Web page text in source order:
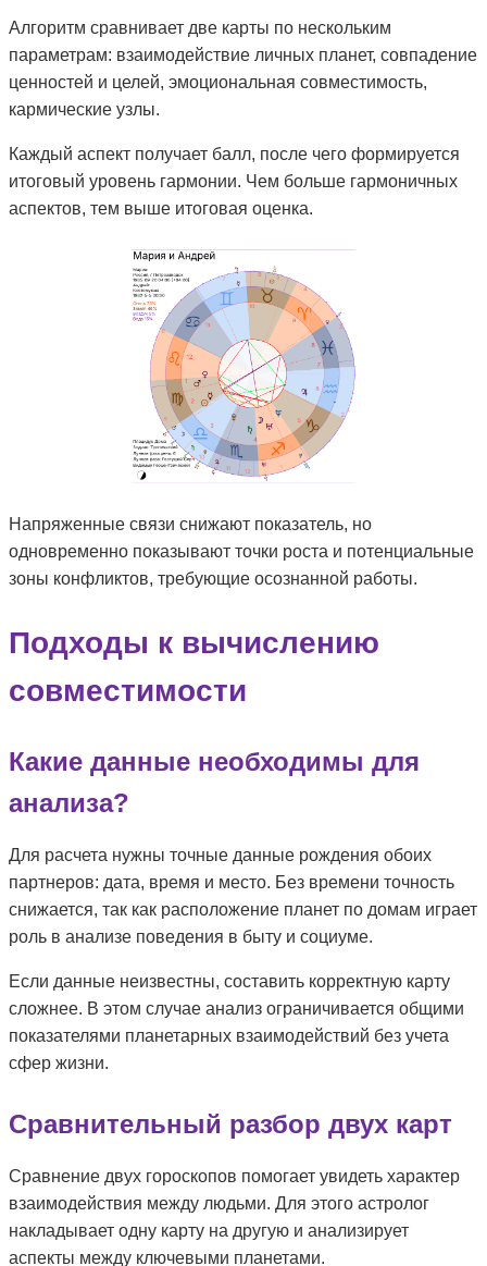
Алгоритм сравнивает две карты по нескольким
параметрам: взаимодействие личных планет, совпадение
ценностей и целей, эмоциональная совместимость,
кармические узлы.
Каждый аспект получает балл, после чего формируется
итоговый уровень гармонии. Чем больше гармоничных
аспектов, тем выше итоговая оценка.
Напряженные связи снижают показатель, но
одновременно показывают точки роста и потенциальные
зоны конфликтов, требующие осознанной работы.
Подходы к вычислению
совместимости
Какие данные необходимы для
анализа?
Для расчета нужны точные данные рождения обоих
партнеров: дата, время и место. Без времени точность
снижается, так как расположение планет по домам играет
роль в анализе поведения в быту и социуме.
Если данные неизвестны, составить корректную карту
сложнее. В этом случае анализ ограничивается общими
показателями планетарных взаимодействий без учета
сфер жизни.
Сравнительный разбор двух карт
Сравнение двух гороскопов помогает увидеть характер
взаимодействия между людьми. Для этого астролог
накладывает одну карту на другую и анализирует
аспекты между ключевыми планетами.